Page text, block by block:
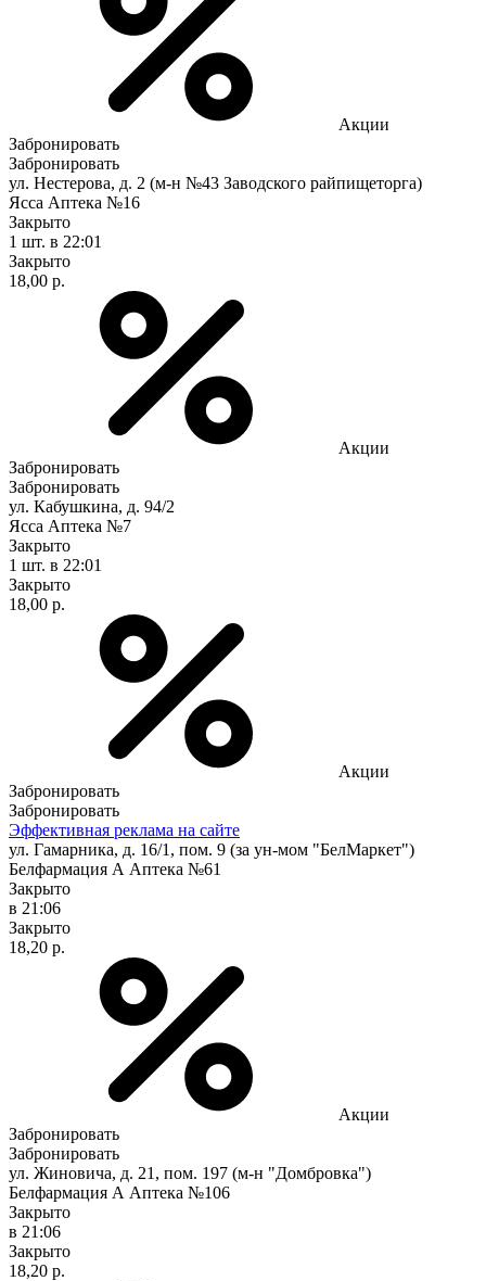
Акции
Забронировать
Забронировать
ул. Нестерова, д. 2 (м-н №43 Заводского райпищеторга)
Ясса Аптека №16
Закрыто
1 шт. в 22:01
Закрыто
18,00 р.
Акции
Забронировать
Забронировать
ул. Кабушкина, д. 94/2
Ясса Аптека №7
Закрыто
1 шт. в 22:01
Закрыто
18,00 р.
Акции
Забронировать
Забронировать
Эффективная реклама на сайте
ул. Гамарника, д. 16/1, пом. 9 (за ун-мом "БелМаркет")
Белфармация А Аптека №61
Закрыто
в 21:06
Закрыто
18,20 р.
Акции
Забронировать
Забронировать
ул. Жиновича, д. 21, пом. 197 (м-н "Домбровка")
Белфармация А Аптека №106
Закрыто
в 21:06
Закрыто
18,20 р.